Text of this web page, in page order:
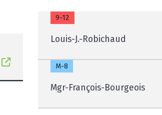
9-12
Louis-J.-Robichaud
M-8
Mgr-François-Bourgeois